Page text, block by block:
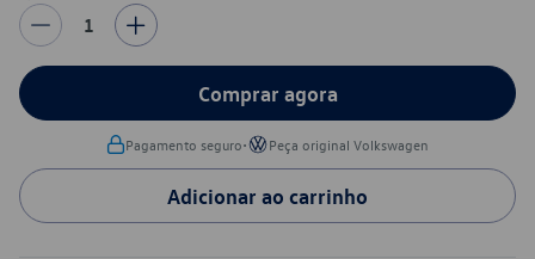
1
Comprar agora
Pagamento seguro• Peça original Volkswagen
Adicionar ao carrinho